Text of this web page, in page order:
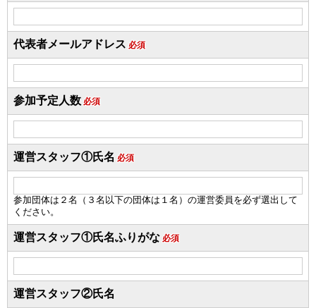
代表者メールアドレス 必須
参加予定人数 必須
運営スタッフ①氏名 必須
参加団体は２名（３名以下の団体は１名）の運営委員を必ず選出して
ください。
運営スタッフ①氏名ふりがな 必須
運営スタッフ②氏名